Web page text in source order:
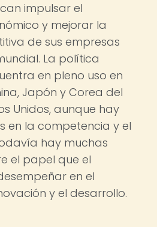
impulsar el
y mejorar la
de sus empresas
La política
en pleno uso en
Japón y Corea del
Unidos, aunque hay
en la competencia y el
hay muchas
el papel que el
en el
y el desarrollo.